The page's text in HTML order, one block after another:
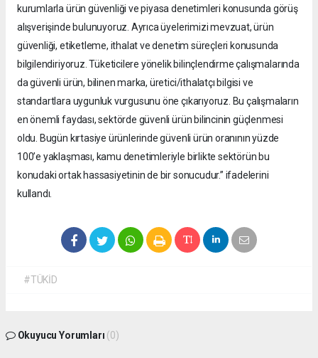
kurumlarla ürün güvenliği ve piyasa denetimleri konusunda görüş
alışverişinde bulunuyoruz. Ayrıca üyelerimizi mevzuat, ürün
güvenliği, etiketleme, ithalat ve denetim süreçleri konusunda
bilgilendiriyoruz. Tüketicilere yönelik bilinçlendirme çalışmalarında
da güvenli ürün, bilinen marka, üretici/ithalatçı bilgisi ve
standartlara uygunluk vurgusunu öne çıkarıyoruz. Bu çalışmaların
en önemli faydası, sektörde güvenli ürün bilincinin güçlenmesi
oldu. Bugün kırtasiye ürünlerinde güvenli ürün oranının yüzde
100’e yaklaşması, kamu denetimleriyle birlikte sektörün bu
konudaki ortak hassasiyetinin de bir sonucudur.” ifadelerini
kullandı.
#TÜKİD
Okuyucu Yorumları (0)